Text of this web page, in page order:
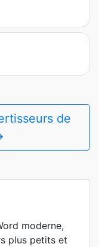
de
moderne,
plus petits et